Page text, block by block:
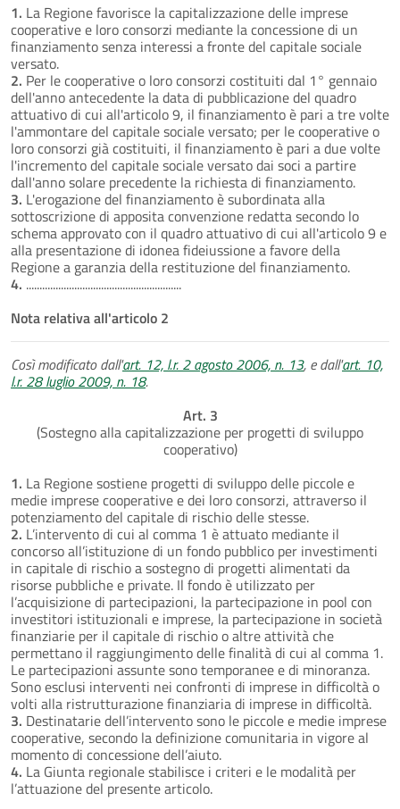
1. La Regione favorisce la capitalizzazione delle imprese
cooperative e loro consorzi mediante la concessione di un
finanziamento senza interessi a fronte del capitale sociale
versato.
2. Per le cooperative o loro consorzi costituiti dal 1° gennaio
dell'anno antecedente la data di pubblicazione del quadro
attuativo di cui all'articolo 9, il finanziamento è pari a tre volte
l'ammontare del capitale sociale versato; per le cooperative o
loro consorzi già costituiti, il finanziamento è pari a due volte
l'incremento del capitale sociale versato dai soci a partire
dall'anno solare precedente la richiesta di finanziamento.
3. L'erogazione del finanziamento è subordinata alla
sottoscrizione di apposita convenzione redatta secondo lo
schema approvato con il quadro attuativo di cui all'articolo 9 e
alla presentazione di idonea fideiussione a favore della
Regione a garanzia della restituzione del finanziamento.
4. ..........................................................
Nota relativa all'articolo 2
Così modificato dall'art. 12, l.r. 2 agosto 2006, n. 13, e dall'art. 10,
l.r. 28 luglio 2009, n. 18.
Art. 3
(Sostegno alla capitalizzazione per progetti di sviluppo
cooperativo)
1. La Regione sostiene progetti di sviluppo delle piccole e
medie imprese cooperative e dei loro consorzi, attraverso il
potenziamento del capitale di rischio delle stesse.
2. L’intervento di cui al comma 1 è attuato mediante il
concorso all’istituzione di un fondo pubblico per investimenti
in capitale di rischio a sostegno di progetti alimentati da
risorse pubbliche e private. Il fondo è utilizzato per
l’acquisizione di partecipazioni, la partecipazione in pool con
investitori istituzionali e imprese, la partecipazione in società
finanziarie per il capitale di rischio o altre attività che
permettano il raggiungimento delle finalità di cui al comma 1.
Le partecipazioni assunte sono temporanee e di minoranza.
Sono esclusi interventi nei confronti di imprese in difficoltà o
volti alla ristrutturazione finanziaria di imprese in difficoltà.
3. Destinatarie dell’intervento sono le piccole e medie imprese
cooperative, secondo la definizione comunitaria in vigore al
momento di concessione dell’aiuto.
4. La Giunta regionale stabilisce i criteri e le modalità per
l’attuazione del presente articolo.